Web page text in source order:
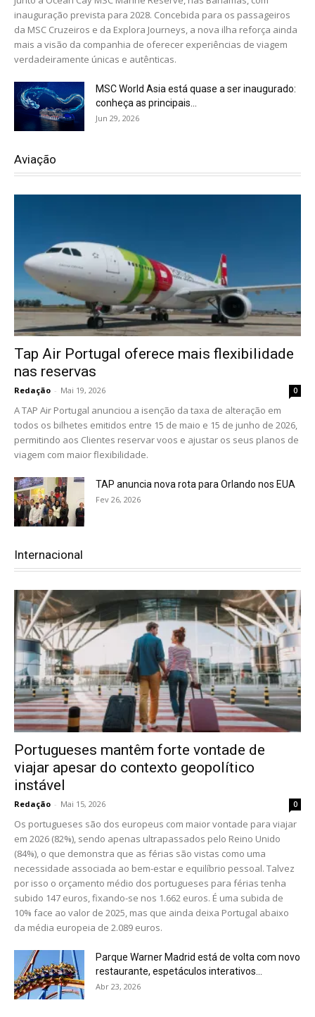
inauguração prevista para 2028. Concebida para os passageiros
da MSC Cruzeiros e da Explora Journeys, a nova ilha reforça ainda
mais a visão da companhia de oferecer experiências de viagem
verdadeiramente únicas e autênticas.
MSC World Asia está quase a ser inaugurado:
conheça as principais...
Jun 29, 2026
Aviação
Tap Air Portugal oferece mais flexibilidade
nas reservas
Redação - Mai 19, 2026 0
A TAP Air Portugal anunciou a isenção da taxa de alteração em
todos os bilhetes emitidos entre 15 de maio e 15 de junho de 2026,
permitindo aos Clientes reservar voos e ajustar os seus planos de
viagem com maior flexibilidade.
TAP anuncia nova rota para Orlando nos EUA
Fev 26, 2026
Internacional
Portugueses mantêm forte vontade de
viajar apesar do contexto geopolítico
instável
Redação - Mai 15, 2026 0
Os portugueses são dos europeus com maior vontade para viajar
em 2026 (82%), sendo apenas ultrapassados pelo Reino Unido
(84%), o que demonstra que as férias são vistas como uma
necessidade associada ao bem-estar e equilíbrio pessoal. Talvez
por isso o orçamento médio dos portugueses para férias tenha
subido 147 euros, fixando-se nos 1.662 euros. É uma subida de
10% face ao valor de 2025, mas que ainda deixa Portugal abaixo
da média europeia de 2.089 euros.
Parque Warner Madrid está de volta com novo
restaurante, espetáculos interativos...
Abr 23, 2026